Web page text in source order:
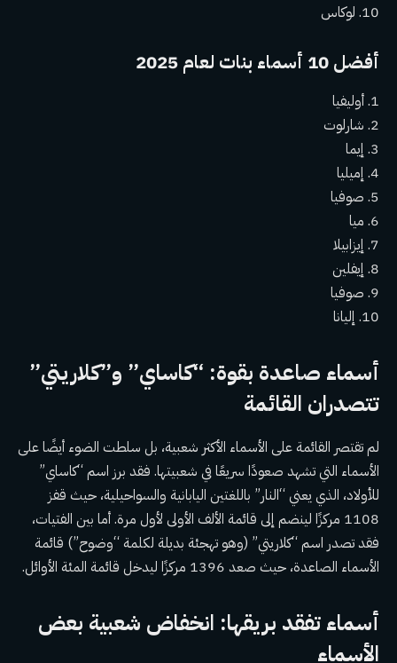
10. لوكاس
أفضل 10 أسماء بنات لعام 2025
1. أوليفيا
2. شارلوت
3. إيما
4. إميليا
5. صوفيا
6. ميا
7. إيزابيلا
8. إيفلين
9. صوفيا
10. إليانا
أسماء صاعدة بقوة: “كاساي” و”كلاريتي”
تتصدران القائمة
لم تقتصر القائمة على الأسماء الأكثر شعبية، بل سلطت الضوء أيضًا على
الأسماء التي تشهد صعودًا سريعًا في شعبيتها. فقد برز اسم “كاساي”
للأولاد، الذي يعني “النار” باللغتين اليابانية والسواحيلية، حيث قفز
1108 مركزًا لينضم إلى قائمة الألف الأولى لأول مرة. أما بين الفتيات،
فقد تصدر اسم “كلاريتي” (وهو تهجئة بديلة لكلمة “وضوح”) قائمة
الأسماء الصاعدة، حيث صعد 1396 مركزًا ليدخل قائمة المئة الأوائل.
أسماء تفقد بريقها: انخفاض شعبية بعض
الأسماء